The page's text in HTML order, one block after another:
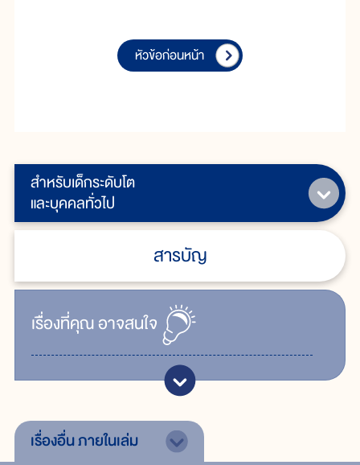
สำหรับเด็กระดับโต
และบุคคลทั่วไป
สารบัญ
เรื่ิองที่คุณอาจสนใจ
หัวข้อก่อนหน้า
เรื่องอื่นภายในเล่ม